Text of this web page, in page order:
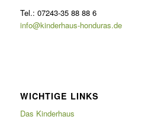
Tel.: 07243-35 88 88 6
info@kinderhaus-honduras.de
WICHTIGE LINKS
Das Kinderhaus